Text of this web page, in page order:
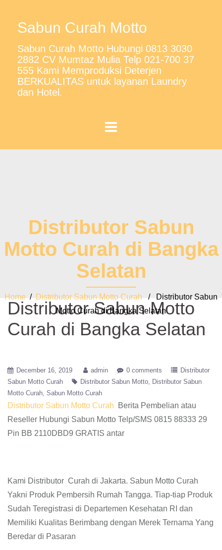
Sabun Curah Motto
Sabun Curah Motto Hubungi 0813 3030
2882 CV Mumtaz Mulia Telp 021-700 37
555 Kami Memproduksi Deterjen
BERKUALITAS untuk layanan Laundry
dan Hotel.
Distributor Sabun
Motto Curah di Bangka
Selatan
Home / Distributor Sabun Motto Curah / Distributor Sabun
Motto Curah di Bangka Selatan
Distributor Sabun Motto
Curah di Bangka Selatan
December 16, 2019 admin 0 comments
Distributor
Sabun Motto Curah
Distributor Sabun Motto
Distributor Sabun
Motto Curah Sabun Motto Curah
Distributor Sabun Motto Curah
Berita Pembelian atau
Reseller Hubungi Sabun Motto Telp/SMS 0815 88333 29
Pin BB 2110DBD9 GRATIS antar
Kami Distributor Curah di Jakarta. Sabun Motto Curah
Yakni Produk Pembersih Rumah Tangga. Tiap-tiap Produk
Sudah Teregistrasi di Departemen Kesehatan RI dan
Memiliki Kualitas Berimbang dengan Merek Ternama Yang
Beredar di Pasaran